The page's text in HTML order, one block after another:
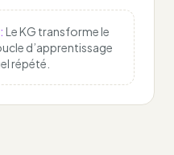
Le KG transforme le
d’apprentissage
répété.